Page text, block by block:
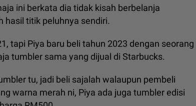
ini berkata dia tidak kisah berbelanja
hasil titik peluhnya sendiri.
tapi Piya baru beli tahun 2023 dengan seorang
tumbler sama yang dijual di Starbucks.
tu, jadi beli sajalah walaupun pembeli
warna merah ni, Piya ada juga tumbler edisi